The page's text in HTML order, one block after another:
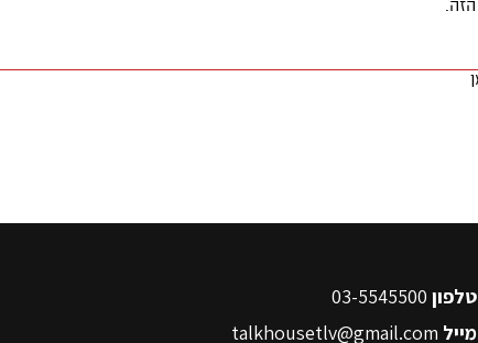
טלפון
מייל talkhousetlv@gmail.com